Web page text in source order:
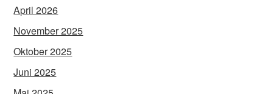
April 2026
November 2025
Oktober 2025
Juni 2025